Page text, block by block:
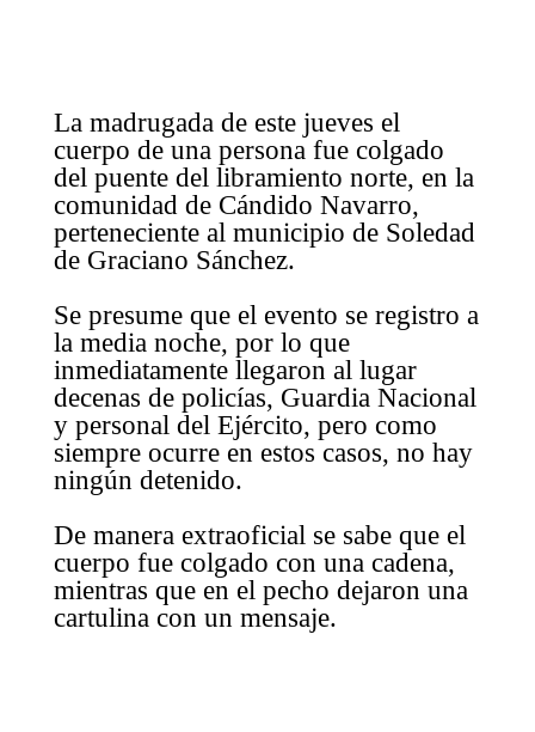
La madrugada de este jueves el
cuerpo de una persona fue colgado
del puente del libramiento norte, en la
comunidad de Cándido Navarro,
perteneciente al municipio de Soledad
de Graciano Sánchez.
Se presume que el evento se registro a
la media noche, por lo que
inmediatamente llegaron al lugar
decenas de policías, Guardia Nacional
y personal del Ejército, pero como
siempre ocurre en estos casos, no hay
ningún detenido.
De manera extraoficial se sabe que el
cuerpo fue colgado con una cadena,
mientras que en el pecho dejaron una
cartulina con un mensaje.